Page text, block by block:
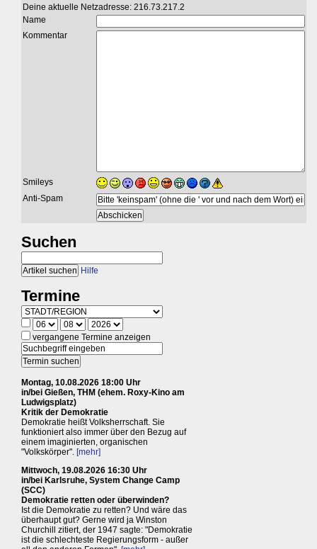
Deine aktuelle Netzadresse: 216.73.217.2
Name
Kommentar
Smileys
Anti-Spam
Suchen
Hilfe
Termine
vergangene Termine anzeigen
Montag, 10.08.2026 18:00 Uhr
in/bei Gießen, THM (ehem. Roxy-Kino am
Ludwigsplatz)
Kritik der Demokratie
Demokratie heißt Volksherrschaft. Sie
funktioniert also immer über den Bezug auf
einem imaginierten, organischen
"Volkskörper". [mehr]
Mittwoch, 19.08.2026 16:30 Uhr
in/bei Karlsruhe, System Change Camp
(SCC)
Demokratie retten oder überwinden?
Ist die Demokratie zu retten? Und wäre das
überhaupt gut? Gerne wird ja Winston
Churchill zitiert, der 1947 sagte: "Demokratie
ist die schlechteste Regierungsform - außer